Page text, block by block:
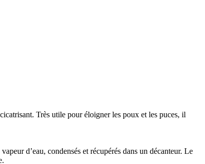
Très utile pour éloigner les poux et les puces, il
d’eau, condensés et récupérés dans un décanteur. Le